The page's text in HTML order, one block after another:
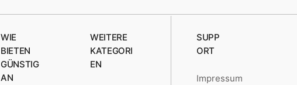
WIE
BIETEN
GÜNSTIG
AN
WEITERE
KATEGORI
EN
SUPP
ORT
Impressum